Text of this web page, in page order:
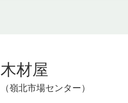
木材屋
（嶺北市場センター）